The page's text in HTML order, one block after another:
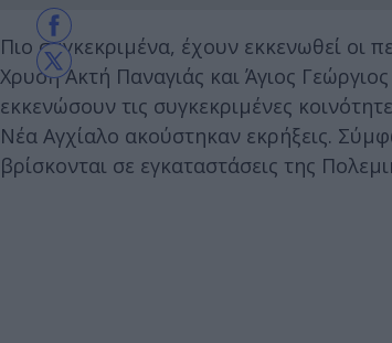
Πιο συγκεκριμένα, έχουν εκκενωθεί οι
Χρυσή Ακτή Παναγιάς και Άγιος
εκκενώσουν τις συγκεκριμένες
Νέα Αγχίαλο ακούστηκαν εκρήξεις.
βρίσκονται σε εγκαταστάσεις της